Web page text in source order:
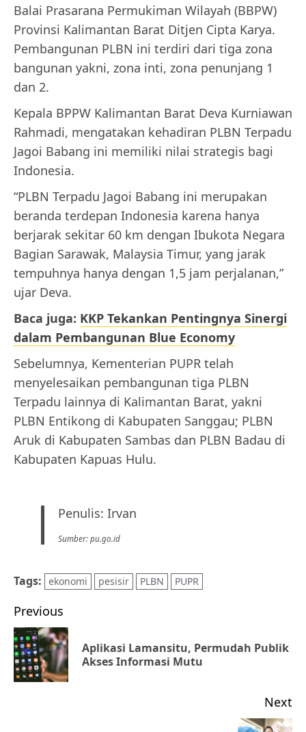
Balai Prasarana Permukiman Wilayah (BBPW)
Provinsi Kalimantan Barat Ditjen Cipta Karya.
Pembangunan PLBN ini terdiri dari tiga zona
bangunan yakni, zona inti, zona penunjang 1
dan 2.
Kepala BPPW Kalimantan Barat Deva Kurniawan
Rahmadi, mengatakan kehadiran PLBN Terpadu
Jagoi Babang ini memiliki nilai strategis bagi
Indonesia.
“PLBN Terpadu Jagoi Babang ini merupakan
beranda terdepan Indonesia karena hanya
berjarak sekitar 60 km dengan Ibukota Negara
Bagian Sarawak, Malaysia Timur, yang jarak
tempuhnya hanya dengan 1,5 jam perjalanan,”
ujar Deva.
Baca juga: KKP Tekankan Pentingnya Sinergi
dalam Pembangunan Blue Economy
Sebelumnya, Kementerian PUPR telah
menyelesaikan pembangunan tiga PLBN
Terpadu lainnya di Kalimantan Barat, yakni
PLBN Entikong di Kabupaten Sanggau; PLBN
Aruk di Kabupaten Sambas dan PLBN Badau di
Kabupaten Kapuas Hulu.
Penulis: Irvan
Sumber: pu.go.id
Tags: ekonomi pesisir PLBN PUPR
Post
navigation
Previous
Aplikasi Lamansitu, Permudah Publik
Akses Informasi Mutu
Next